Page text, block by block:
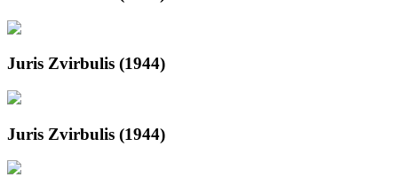
Juris Zvirbulis (1944)
Juris Zvirbulis (1944)